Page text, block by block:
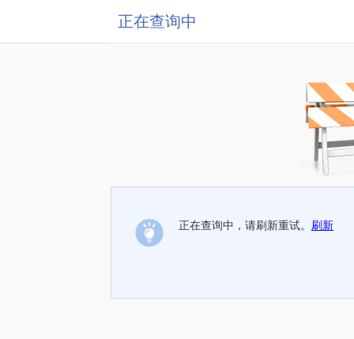
正在查询中
正在查询中，请刷新重试。 刷新